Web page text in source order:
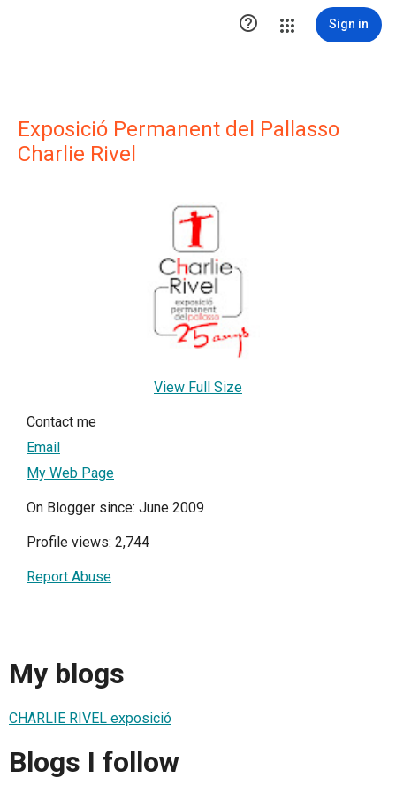
 Sign in
Exposició Permanent del Pallasso
Charlie Rivel
View Full Size
Contact me
Email
My Web Page
On Blogger since: June 2009
Profile views: 2,744
Report Abuse
My blogs
CHARLIE RIVEL exposició
Blogs I follow